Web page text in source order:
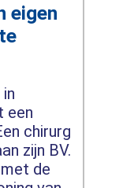
eigen
een
chirurg
zijn BV.
de